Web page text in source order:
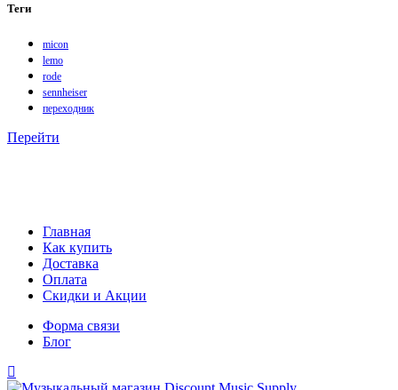
Теги
micon
lemo
rode
sennheiser
переходник
Перейти
Главная
Как купить
Доставка
Оплата
Скидки и Акции
Форма связи
Блог